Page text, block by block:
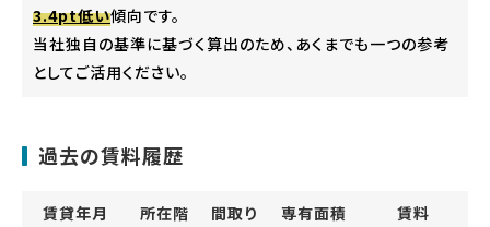
3.4pt低い傾向です。
当社独自の基準に基づく算出のため、あくまでも一つの参考
としてご活用ください。
過去の賃料履歴
賃貸年月 所在階 間取り 専有面積 賃料